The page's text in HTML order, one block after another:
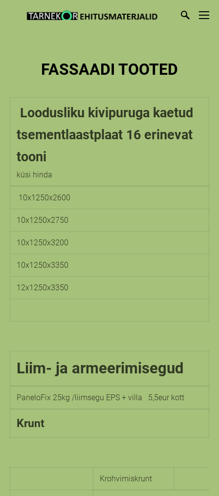
FASSAADI TOOTED
Loodusliku kivipuruga kaetud
tsementlaastplaat 16 erinevat
tooni
küsi hinda
10x1250x2600
10x1250x2750
10x1250x3200
10x1250x3350
12x1250x3350
Liim- ja armeerimisegud
PaneloFix 25kg /liimsegu EPS + villa 5,5eur kott
Krunt
Krohvimiskrunt